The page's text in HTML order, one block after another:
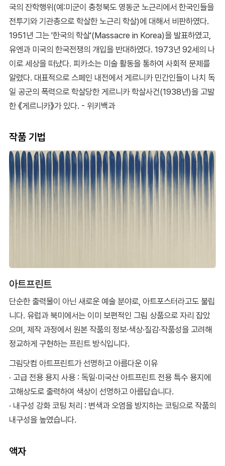
국의 잔학행위(예:미군이 충청북도 영동군 노근리에서 한국인들을
전투기와 기관총으로 학살한 노근리 학살)에 대해서 비판하였다.
1951년 그는 '한국의 학살'(Massacre in Korea)을 발표하였고,
유엔과 미국의 한국전쟁의 개입을 반대하였다. 1973년 92세의 나
이로 세상을 떠났다. 피카소는 미술 활동을 통하여 사회적 문제를
알렸다. 대표적으로 스페인 내전에서 게르니카 민간인들이 나치 독
일 공군의 폭력으로 학살당한 게르니카 학살사건(1938년)을 고발
한 《게르니카》가 있다. - 위키백과
작품 기법
아트프린트
단순한 출력물이 아닌 새로운 예술 분야로, 아트포스터라고도 불립
니다. 유럽과 북미에서는 이미 보편적인 그림 상품으로 자리 잡았
으며, 제작 과정에서 원본 작품의 정보·색상·질감·작품성을 고려해
정교하게 구현하는 프린트 방식입니다.
그림닷컴 아트프린트가 선명하고 아름다운 이유
· 고급 전용 용지 사용 : 독일·미국산 아트프린트 전용 특수 용지에
고해상도로 출력하여 색상이 선명하고 아름답습니다.
· 내구성 강화 코팅 처리 : 변색과 오염을 방지하는 코팅으로 작품의
내구성을 높였습니다.
액자